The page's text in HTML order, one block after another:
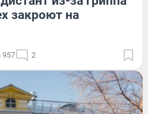
закроют на
957 2